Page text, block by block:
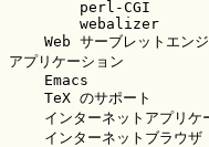
perl-CGI
webalizer
Web サーブレットエ
アプリケーション
Emacs
TeX のサポート
インターネットアプリ
インターネットブラ